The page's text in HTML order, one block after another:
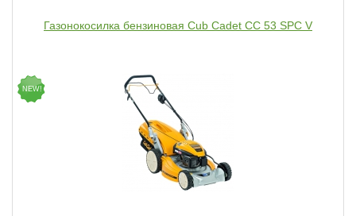
Газонокосилка бензиновая Cub Cadet CC 53 SPC V
NEW!